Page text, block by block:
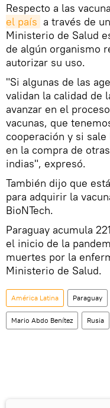
Respecto a las
el país a través de
Ministerio de Salud
de algún organismo
autorizar su uso.
"Si algunas de las
validan la calidad de
avanzar en el
vacunas, que
cooperación y si
en la compra de
indias", expresó.
También dijo que
para adquirir la
BioNTech.
Paraguay acumula
el inicio de la
muertes por la
Ministerio de Salud.
América Latina Paraguay
Mario Abdo Benítez Rusia